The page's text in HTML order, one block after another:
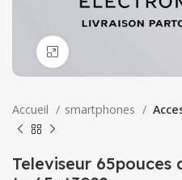
Accueil smartphones
Televiseur